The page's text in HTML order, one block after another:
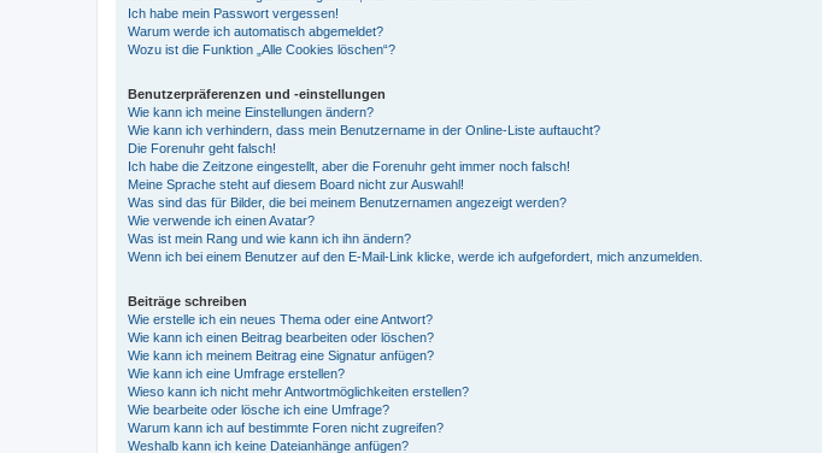
Ich habe mein Passwort vergessen!
Warum werde ich automatisch abgemeldet?
Wozu ist die Funktion „Alle Cookies löschen“?
Benutzerpräferenzen und -einstellungen
Wie kann ich meine Einstellungen ändern?
Wie kann ich verhindern, dass mein Benutzername in der Online-Liste auftaucht?
Die Forenuhr geht falsch!
Ich habe die Zeitzone eingestellt, aber die Forenuhr geht immer noch falsch!
Meine Sprache steht auf diesem Board nicht zur Auswahl!
Was sind das für Bilder, die bei meinem Benutzernamen angezeigt werden?
Wie verwende ich einen Avatar?
Was ist mein Rang und wie kann ich ihn ändern?
Wenn ich bei einem Benutzer auf den E-Mail-Link klicke, werde ich aufgefordert, mich anzumelden.
Beiträge schreiben
Wie erstelle ich ein neues Thema oder eine Antwort?
Wie kann ich einen Beitrag bearbeiten oder löschen?
Wie kann ich meinem Beitrag eine Signatur anfügen?
Wie kann ich eine Umfrage erstellen?
Wieso kann ich nicht mehr Antwortmöglichkeiten erstellen?
Wie bearbeite oder lösche ich eine Umfrage?
Warum kann ich auf bestimmte Foren nicht zugreifen?
Weshalb kann ich keine Dateianhänge anfügen?